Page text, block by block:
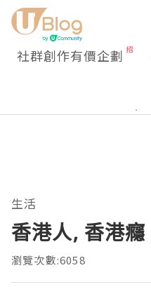
社群創作有價企劃
生活
香港人, 香港癮
瀏覽次數:6058